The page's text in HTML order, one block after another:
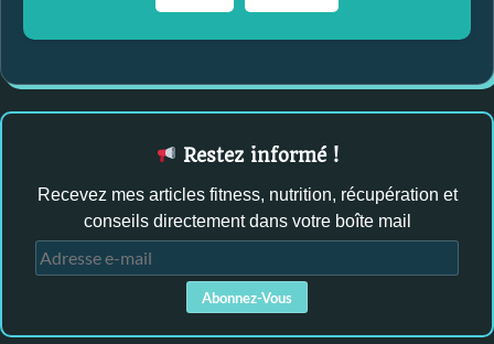
Restez informé !
Recevez mes articles fitness, nutrition, récupération et
conseils directement dans votre boîte mail
A
d
e
Abonnez-Vous